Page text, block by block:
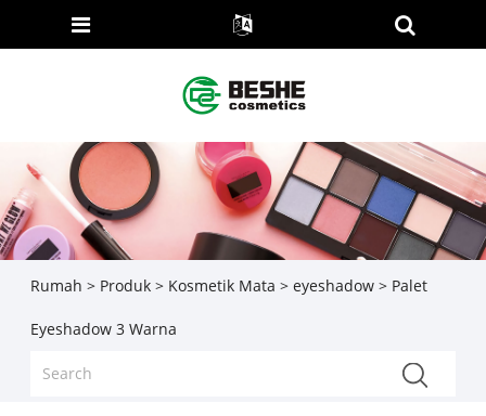
Rumah > Produk> Kosmetik Mata > eyeshadow> Palet
Eyeshadow 3 Warna